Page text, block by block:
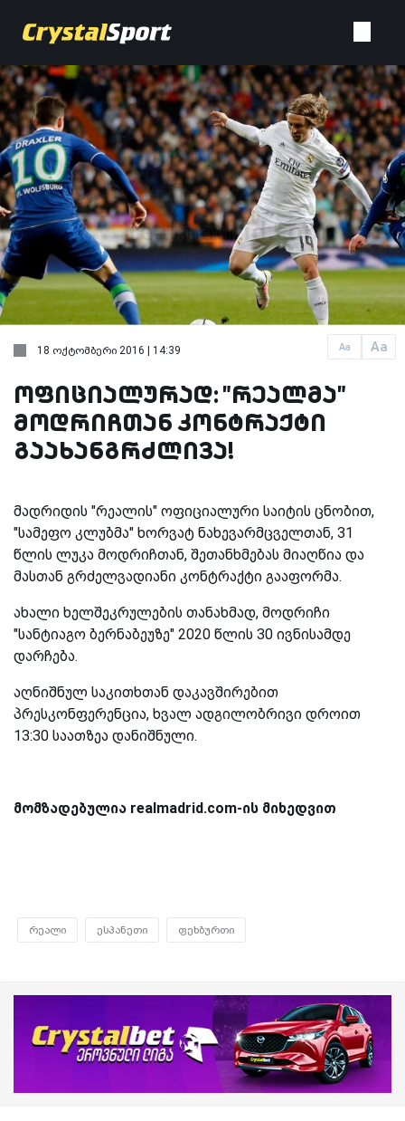
Aa Aa
18 ოქტომბერი 2016 | 14:39
ოფიციალურად: "რეალმა"
მოდრიჩთან კონტრაქტი
გაახანგრძლივა!
მადრიდის "რეალის" ოფიციალური საიტის ცნობით,
"სამეფო კლუბმა" ხორვატ ნახევარმცველთან, 31
წლის ლუკა მოდრიჩთან, შეთანხმებას მიაღწია და
მასთან გრძელვადიანი კონტრაქტი გააფორმა.
ახალი ხელშეკრულების თანახმად, მოდრიჩი
"სანტიაგო ბერნაბეუზე" 2020 წლის 30 ივნისამდე
დარჩება.
აღნიშნულ საკითხთან დაკავშირებით
პრესკონფერენცია, ხვალ ადგილობრივი დროით
13:30 საათზეა დანიშნული.
მომზადებულია realmadrid.com-ის მიხედვით
რეალი ესპანეთი ფეხბურთი